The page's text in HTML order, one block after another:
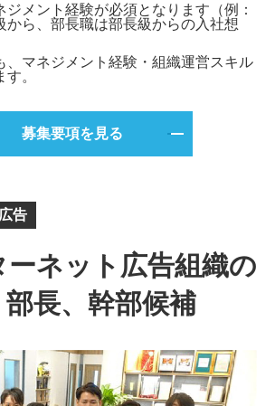
ジメント経験が必須となります（例：
から、部長職は部長級からの入社想
、マネジメント経験・組織運営スキル
。
募集要項を見る
告
ーネット広告組織の
長、幹部候補